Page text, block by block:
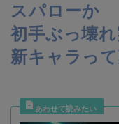
スパローか
初手ぶっ壊
新キャラっ